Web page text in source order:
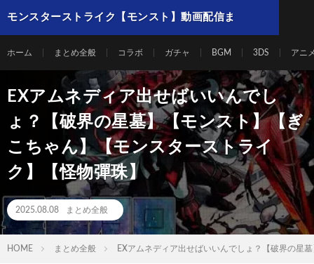
モンスターストライク【モンスト】動画配信ま
ホーム まとめ全般 コラボ ガチャ BGM 3DS アニ
EXアムネディア出せばいいんでし
ょ？【破界の星墓】【モンスト】【ぎ
こちゃん】【モンスターストライ
ク】【怪物彈珠】
2025.08.08 まとめ全般
HOME まとめ全般 EXアムネディア出せばいいんでしょ？【破界の星